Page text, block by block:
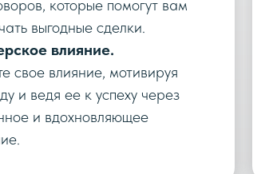
которые помогут вам
выгодные сделки.
влияние.
свое влияние, мотивируя
и ведя ее к успеху через
и вдохновляющее